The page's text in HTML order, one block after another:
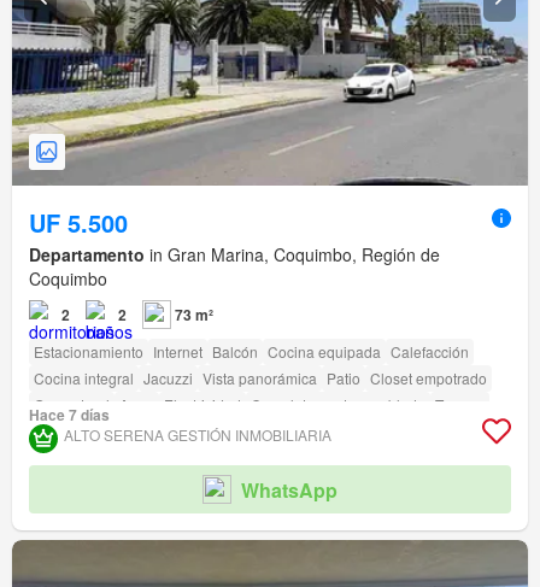
UF 5.500
Departamento in Gran Marina, Coquimbo, Región de
Coquimbo
2 2 73 m²
Estacionamiento Internet Balcón Cocina equipada Calefacción
Cocina integral Jacuzzi Vista panorámica Patio Closet empotrado
Gas natural
Agua Electricidad Completamente amoblado
Terraza
amenity_wi_fi
Seguridad Gimnasio Piscina
Ascensor
Acceso para personas con discapacidad
Hace 7 días
ALTO SERENA GESTIÓN INMOBILIARIA
WhatsApp